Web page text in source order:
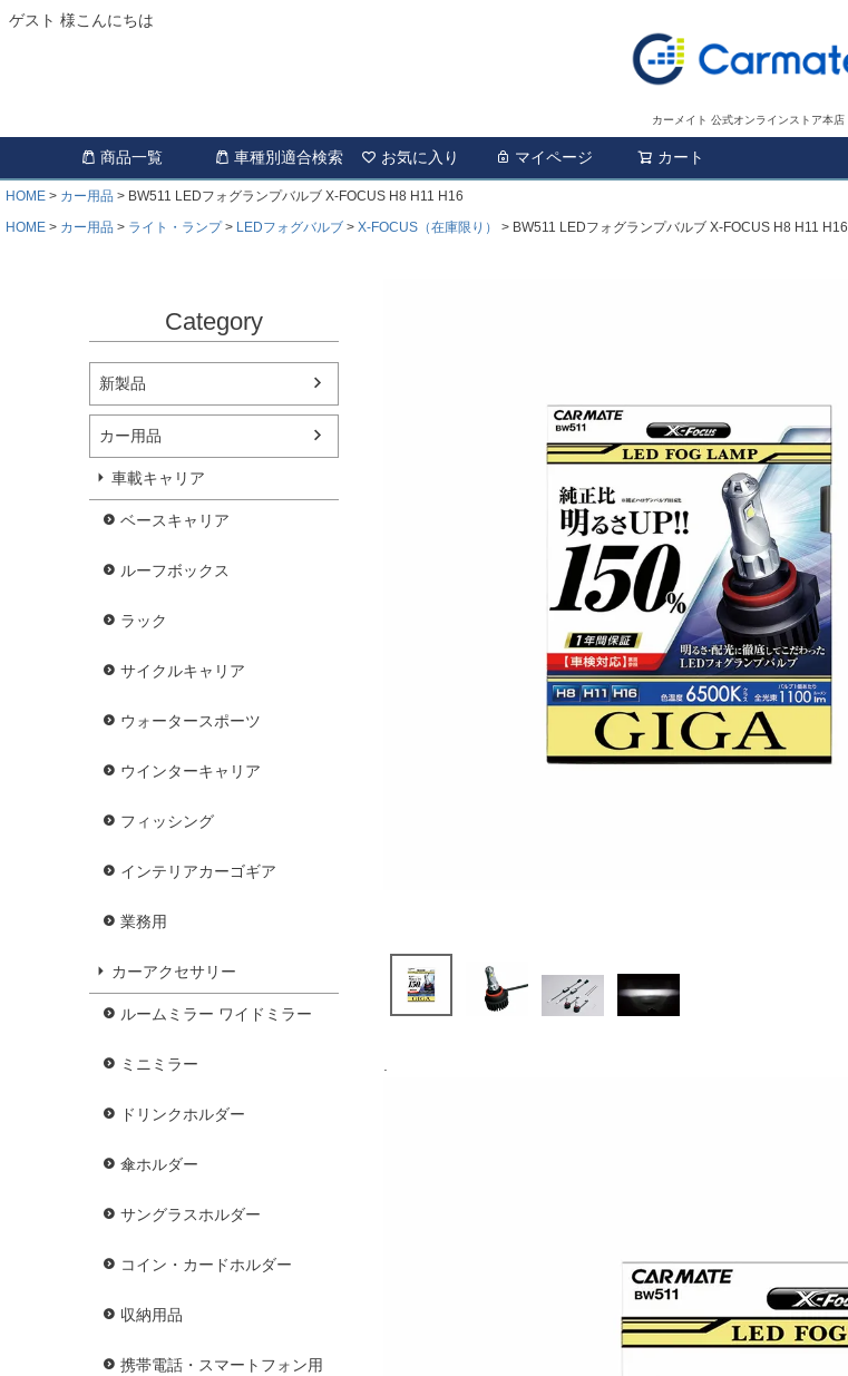
ゲスト 様こんにちは
カーメイト 公式オンラインストア本店
商品一覧 車種別適合検索 お気に入り マイページ カート
HOME カー用品
BW511 LEDフォグランプバルブ X-FOCUS H8 H11 H16
HOME
カー用品 ライト・ランプ LEDフォグバルブ X-FOCUS（在庫限り） BW511 LEDフォグランプバルブ X-FOCUS H8 H11 H16
Category
新製品
カー用品
車載キャリア
ベースキャリア
ルーフボックス
ラック
サイクルキャリア
ウォータースポーツ
ウインターキャリア
フィッシング
インテリアカーゴギア
業務用
カーアクセサリー
ルームミラー ワイドミラー
ミニミラー
ドリンクホルダー
傘ホルダー
サングラスホルダー
コイン・カードホルダー
収納用品
携帯電話・スマートフォン用